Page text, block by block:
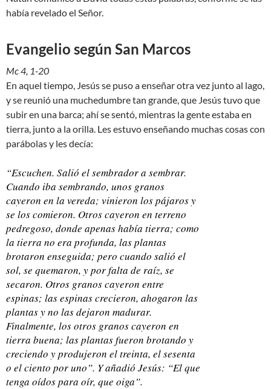
había revelado el Señor.
Evangelio según San Marcos
Mc 4, 1-20
En aquel tiempo, Jesús se puso a enseñar otra vez junto al lago,
y se reunió una muchedumbre tan grande, que Jesús tuvo que
subir en una barca; ahí se sentó, mientras la gente estaba en
tierra, junto a la orilla. Les estuvo enseñando muchas cosas con
parábolas y les decía:
“Escuchen. Salió el sembrador a sembrar.
Cuando iba sembrando, unos granos
cayeron en la vereda; vinieron los pájaros y
se los comieron. Otros cayeron en terreno
pedregoso, donde apenas había tierra; como
la tierra no era profunda, las plantas
brotaron enseguida; pero cuando salió el
sol, se quemaron, y por falta de raíz, se
secaron. Otros granos cayeron entre
espinas; las espinas crecieron, ahogaron las
plantas y no las dejaron madurar.
Finalmente, los otros granos cayeron en
tierra buena; las plantas fueron brotando y
creciendo y produjeron el treinta, el sesenta
o el ciento por uno”. Y añadió Jesús: “El que
tenga oídos para oír, que oiga”.